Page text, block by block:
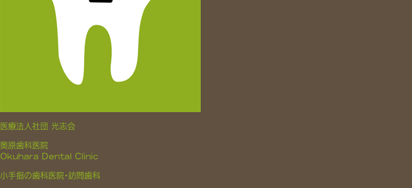
医療法人社団 光志会
奥原歯科医院
Okuhara Dental Clinic
小手指の歯科医院・訪問歯科